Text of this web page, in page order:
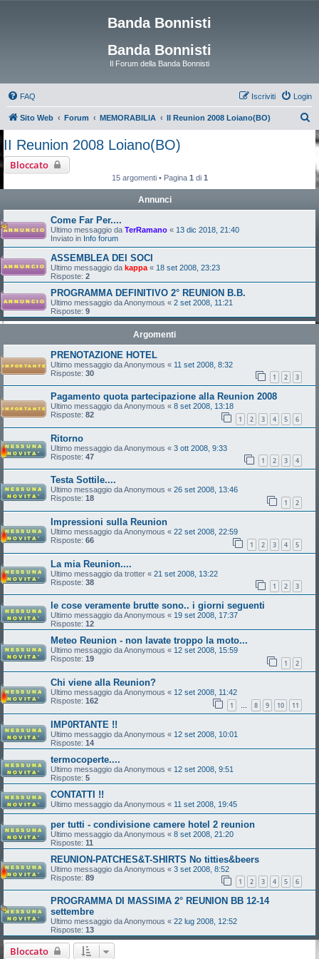
Banda Bonnisti
Banda Bonnisti
Il Forum della Banda Bonnisti
FAQ Login
Iscriviti
Sito Web Forum MEMORABILIA II Reunion 2008 Loiano(BO)
II Reunion 2008 Loiano(BO)
Bloccato
15 argomenti • Pagina 1 di 1
Annunci
Come Far Per....
Ultimo messaggio da TerRamano « 13 dic 2018, 21:40
Inviato in Info forum
ASSEMBLEA DEI SOCI
Ultimo messaggio da kappa « 18 set 2008, 23:23
Risposte: 2
PROGRAMMA DEFINITIVO 2° REUNION B.B.
Ultimo messaggio daAnonymous « 2 set 2008, 11:21
Risposte: 9
Argomenti
PRENOTAZIONE HOTEL
Ultimo messaggio daAnonymous « 11 set 2008, 8:32
Risposte: 30 1 2 3
Pagamento quota partecipazione alla Reunion 2008
Ultimo messaggio daAnonymous « 8 set 2008, 13:18
Risposte: 82 1 2 3 4 5 6
Ritorno
Ultimo messaggio daAnonymous « 3 ott 2008, 9:33
Risposte: 47 1 2 3 4
Testa Sottile....
Ultimo messaggio daAnonymous « 26 set 2008, 13:46
Risposte: 18 1 2
Impressioni sulla Reunion
Ultimo messaggio daAnonymous « 22 set 2008, 22:59
Risposte: 66 1 2 3 4 5
La mia Reunion....
Ultimo messaggio da trotter « 21 set 2008, 13:22
Risposte: 38 1 2 3
le cose veramente brutte sono.. i giorni seguenti
Ultimo messaggio daAnonymous « 19 set 2008, 17:37
Risposte: 12
Meteo Reunion - non lavate troppo la moto...
Ultimo messaggio daAnonymous « 12 set 2008, 15:59
Risposte: 19 1 2
Chi viene alla Reunion?
Ultimo messaggio daAnonymous « 12 set 2008, 11:42
Risposte: 162 1 … 8 9 10 11
IMP0RTANTE !!
Ultimo messaggio daAnonymous « 12 set 2008, 10:01
Risposte: 14
termocoperte....
Ultimo messaggio daAnonymous « 12 set 2008, 9:51
Risposte: 5
CONTATTI !!
Ultimo messaggio daAnonymous « 11 set 2008, 19:45
per tutti - condivisione camere hotel 2 reunion
Ultimo messaggio daAnonymous « 8 set 2008, 21:20
Risposte: 11
REUNION-PATCHES&T-SHIRTS No titties&beers
Ultimo messaggio daAnonymous « 3 set 2008, 8:52
Risposte: 89 1 2 3 4 5 6
PROGRAMMA DI MASSIMA 2° REUNION BB 12-14
settembre
Ultimo messaggio daAnonymous « 22 lug 2008, 12:52
Risposte: 13
Bloccato